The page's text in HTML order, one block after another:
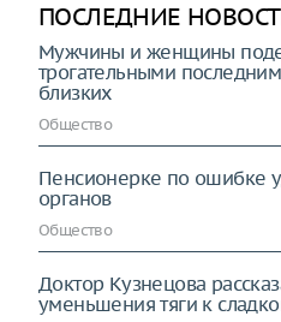
ПОСЛЕДНИЕ
Мужчины и женщины
трогательными
близких
Общество
Пенсионерке по ошибке
органов
Общество
Доктор Кузнецова
уменьшения тяги к